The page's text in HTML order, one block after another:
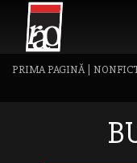
PRIMA PAGINĂ|